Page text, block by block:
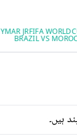
FIFA
JR
BRAZIL VS
ہیں۔